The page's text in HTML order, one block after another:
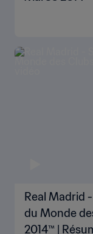
Real Madrid
du Monde
2014™ |